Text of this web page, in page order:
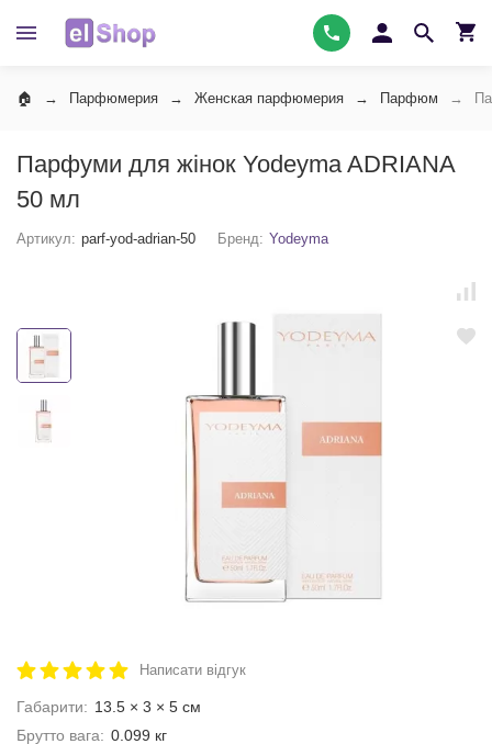
Парфюмерия Женская парфюмерия Парфюм
Парфуми для жінок Yodeyma ADRIANA
50 мл
Артикул: parf-yod-adrian-50 Бренд: Yodeyma
Написати відгук
Габарити: 13.5 × 3 × 5 см
Брутто вага: 0.099 кг